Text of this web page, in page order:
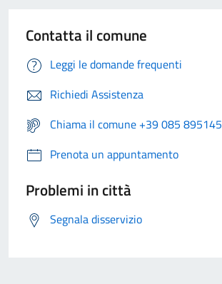
Contatta il comune
Leggi le domande frequenti
Richiedi Assistenza
Chiama il comune +39 085 895145
Prenota un appuntamento
Problemi in città
Segnala disservizio